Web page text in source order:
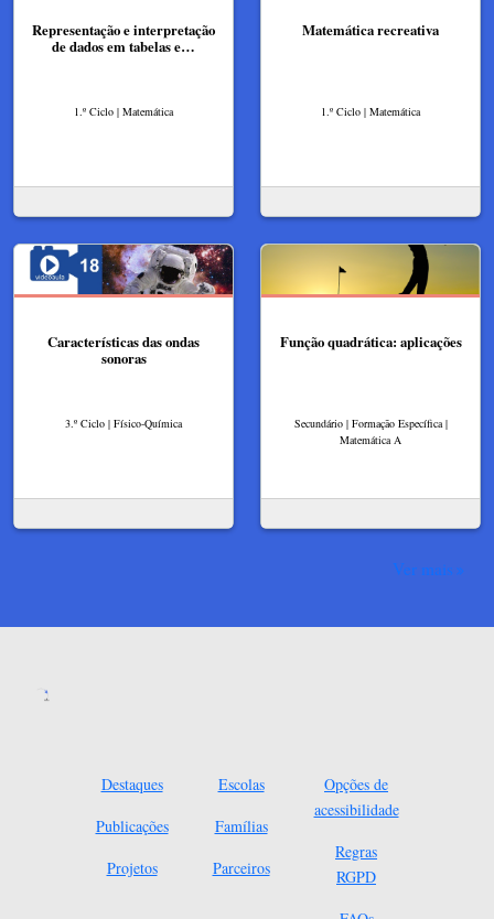
Representação e interpretação
de dados em tabelas e…
1.º Ciclo | Matemática
Matemática recreativa
1.º Ciclo | Matemática
Características das ondas
sonoras
3.º Ciclo | Físico-Química
Função quadrática: aplicações
Secundário | Formação Específica |
Matemática A
Ver mais
Destaques
Publicações
Projetos
Escolas
Famílias
Parceiros
Opções de
acessibilidade
Regras
RGPD